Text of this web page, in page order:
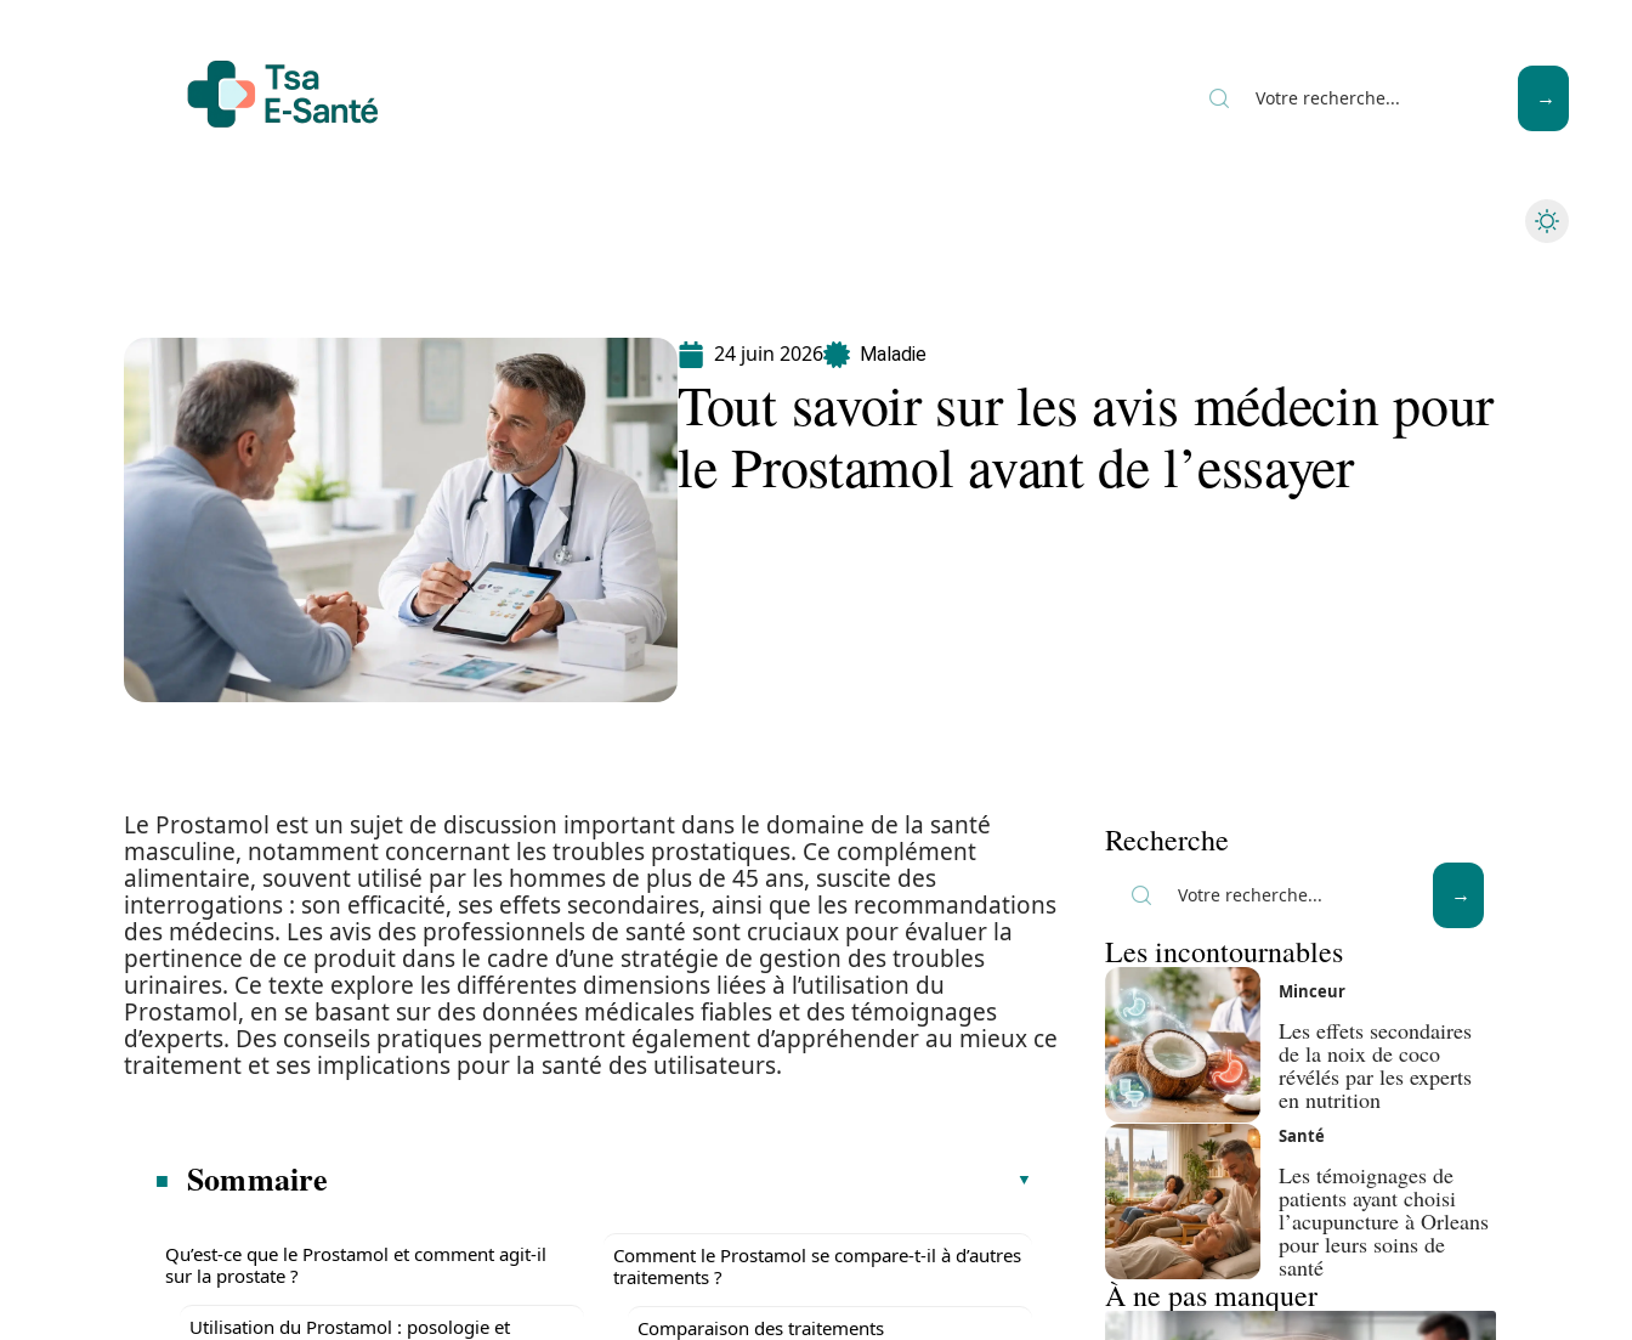
24 juin 2026 Maladie
Tout savoir sur les avis médecin pour
le Prostamol avant de l’essayer
Le Prostamol est un sujet de discussion important dans le domaine de la santé
masculine, notamment concernant les troubles prostatiques. Ce complément
alimentaire, souvent utilisé par les hommes de plus de 45 ans, suscite des
interrogations : son efficacité, ses effets secondaires, ainsi que les recommandations
des médecins. Les avis des professionnels de santé sont cruciaux pour évaluer la
pertinence de ce produit dans le cadre d’une stratégie de gestion des troubles
urinaires. Ce texte explore les différentes dimensions liées à l’utilisation du
Prostamol, en se basant sur des données médicales fiables et des témoignages
d’experts. Des conseils pratiques permettront également d’appréhender au mieux ce
traitement et ses implications pour la santé des utilisateurs.
Sommaire
Qu’est-ce que le Prostamol et comment agit-il
sur la prostate ?
Utilisation du Prostamol : posologie et
Comment le Prostamol se compare-t-il à d’autres
traitements ?
Comparaison des traitements
Recherche
Les incontournables
Minceur
Les effets secondaires
de la noix de coco
révélés par les experts
en nutrition
Santé
Les témoignages de
patients ayant choisi
l’acupuncture à Orleans
pour leurs soins de
santé
À ne pas manquer